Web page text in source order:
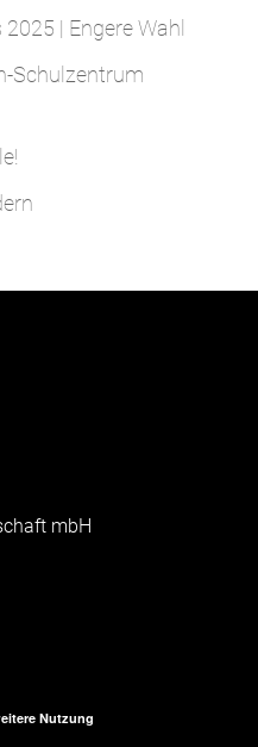
| Engere Wahl
Schulzentrum
mbH
Nutzung